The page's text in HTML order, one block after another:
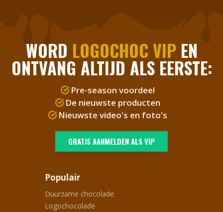
WORD LOGOCHOC VIPEN
ONTVANG ALTIJD ALS EERSTE:
Pre-season voordeel
De nieuwste producten
Nieuwste video's en foto's
GRATIS AANMELDEN ALS VIP
Populair
Duurzame chocolade
Logochocolade